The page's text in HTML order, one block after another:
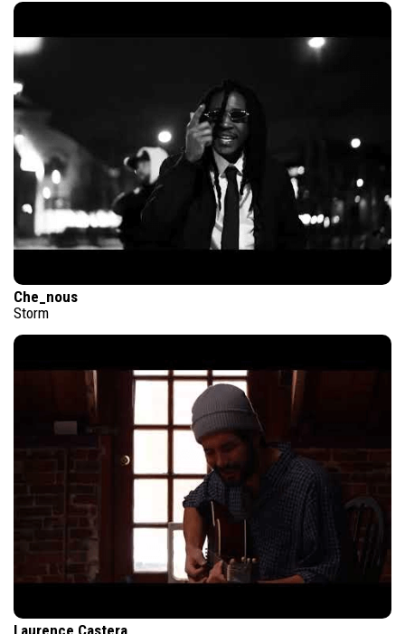
Che_nous
Storm
Laurence Castera